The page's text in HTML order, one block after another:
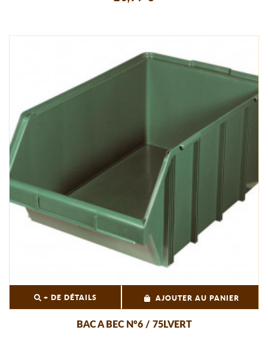
+ DE DÉTAILS AJOUTER AU PANIER
BAC A BEC N°6 / 75LVERT